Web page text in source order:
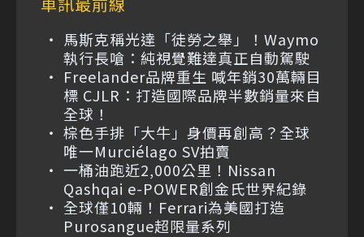
馬斯克稱光達「徒勞之舉」！Waymo
執行長嗆：純視覺難達真正自動駕駛
Freelander品牌重生 喊年銷30萬輛目
標 CJLR：打造國際品牌半數銷量來自
全球！
棕色手排「大牛」身價再創高？全球
唯一Murciélago SV拍賣
一桶油跑近2,000公里！Nissan
Qashqai e-POWER創金氏世界紀錄
全球僅10輛！Ferrari為美國打造
Purosangue超限量系列